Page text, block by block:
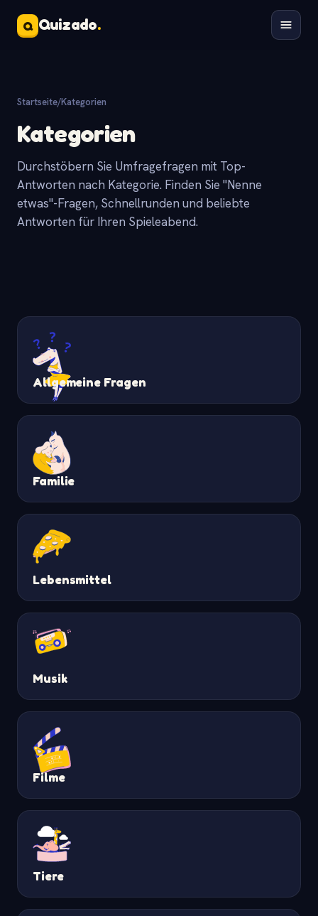
Q Quizado.
Startseite/Kategorien
Kategorien
Durchstöbern Sie Umfragefragen mit Top-
Antworten nach Kategorie. Finden Sie "Nenne
etwas"-Fragen, Schnellrunden und beliebte
Antworten für Ihren Spieleabend.
Allgemeine Fragen
Familie
Lebensmittel
Musik
Filme
Tiere